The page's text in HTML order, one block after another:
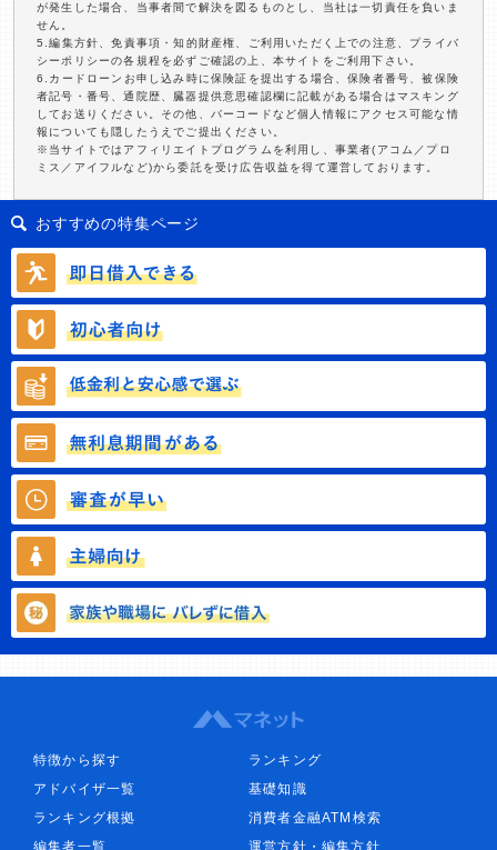
が発生した場合、当事者間で解決を図るものとし、当社は一切責任を負いま
せん。
5.編集方針、免責事項・知的財産権、ご利用いただく上での注意、プライバ
シーポリシーの各規程を必ずご確認の上、本サイトをご利用下さい。
6.カードローンお申し込み時に保険証を提出する場合、保険者番号、被保険
者記号・番号、通院歴、臓器提供意思確認欄に記載がある場合はマスキング
してお送りください。その他、バーコードなど個人情報にアクセス可能な情
報についても隠したうえでご提出ください。
※当サイトではアフィリエイトプログラムを利用し、事業者(アコム／プロ
ミス／アイフルなど)から委託を受け広告収益を得て運営しております。
おすすめの特集ページ
特徴から探す
ランキング
アドバイザ一覧
基礎知識
ランキング根拠
消費者金融ATM検索